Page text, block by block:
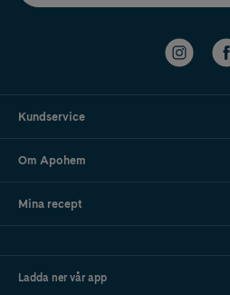
Kundservice
Om Apohem
Mina recept
Ladda ner vår app